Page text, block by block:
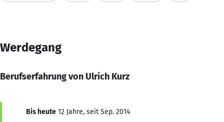
Werdegang
Berufserfahrung von Ulrich Kurz
Bis heute 12 Jahre, seit Sep. 2014